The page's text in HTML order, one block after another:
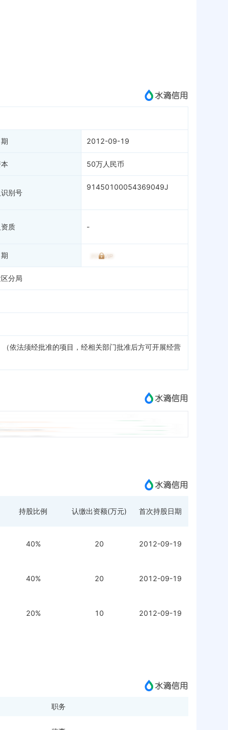
成为vip查看
2012-09-19
50万人民币
别号
91450100054369049J
质 -
分局
依法须经批准的项目，经相关部门批准后方可开展经营
持股比例 认缴出资额(万元) 首次持股日期
40% 20 2012-09-19
40% 20 2012-09-19
20% 10 2012-09-19
职务